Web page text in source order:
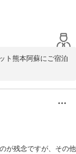
ト熊本阿蘇にご宿泊
を頂戴し、感謝申し
が残念ですが、その他